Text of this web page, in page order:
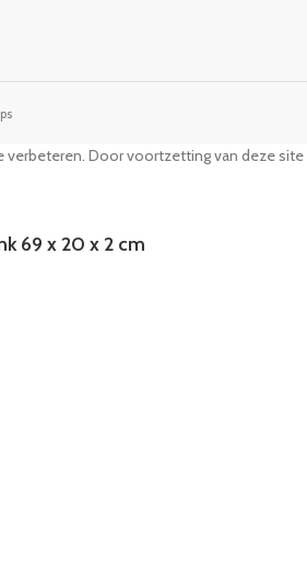
Door voortzetting van deze
69 x 20 x 2 cm